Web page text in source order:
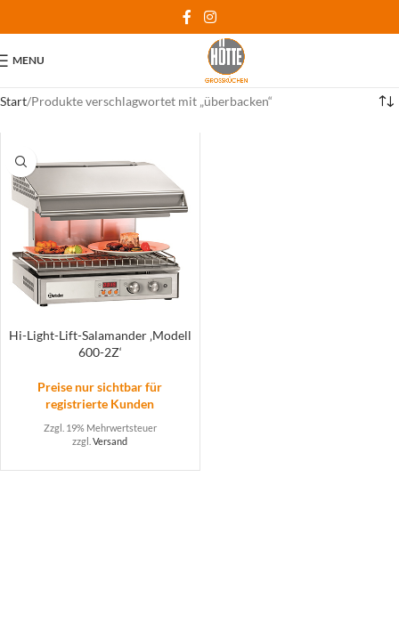
MENU
Start Produkte verschlagwortet mit „überbacken“
Hi-Light-Lift-Salamander ‚Modell
600-2Z‘
Preise nur sichtbar für
registrierte Kunden
Zzgl. 19% Mehrwertsteuer
zzgl.Versand